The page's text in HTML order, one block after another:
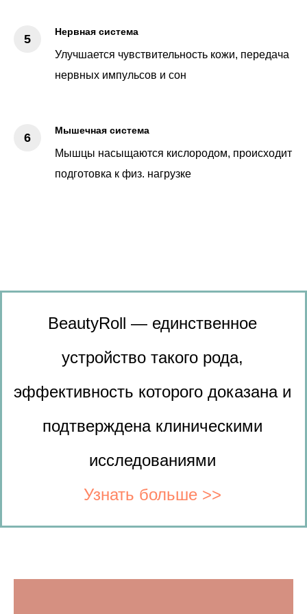
Нервная система
Улучшается чувствительность кожи, передача
нервных импульсов и сон
Мышечная система
Мышцы насыщаются кислородом, происходит
подготовка к физ. нагрузке
BeautyRoll — единственное
устройство такого рода,
эффективность которого доказана и
подтверждена клиническими
исследованиями
Узнать больше >>